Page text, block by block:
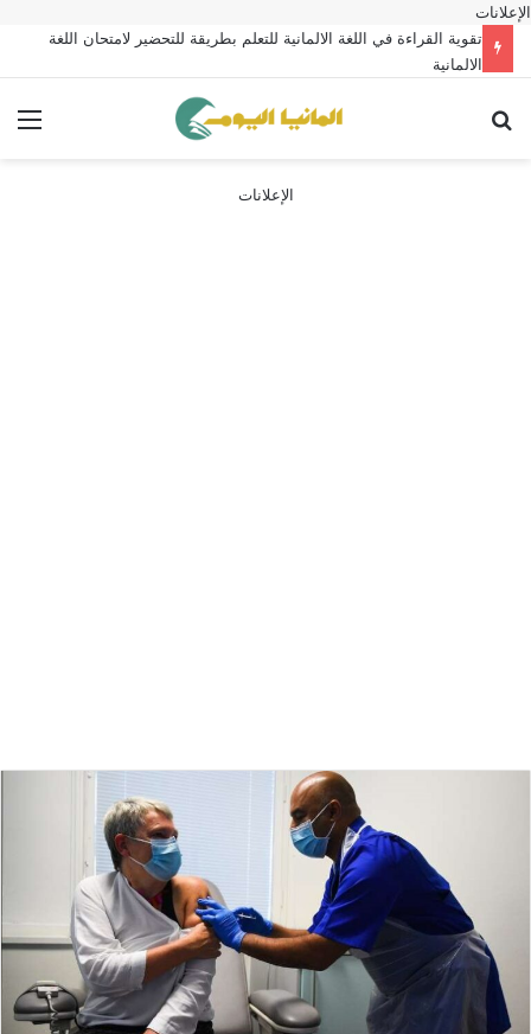
الإعلانات
تقوية القراءة في اللغة الالمانية للتعلم بطريقة للتحضير لامتحان اللغة
الالمانية
الإعلانات